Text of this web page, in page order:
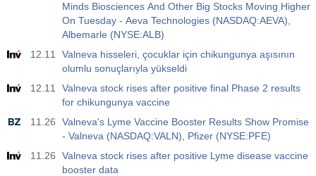
Minds Biosciences And Other Big Stocks Moving Higher
On Tuesday - Aeva Technologies (NASDAQ:AEVA),
Albemarle (NYSE:ALB)
12.11
Valneva hisseleri, çocuklar için chikungunya aşısının
olumlu sonuçlarıyla yükseldi
12.11
Valneva stock rises after positive final Phase 2 results
for chikungunya vaccine
11.26
Valneva's Lyme Vaccine Booster Results Show Promise
- Valneva (NASDAQ:VALN), Pfizer (NYSE:PFE)
11.26
Valneva stock rises after positive Lyme disease vaccine
booster data